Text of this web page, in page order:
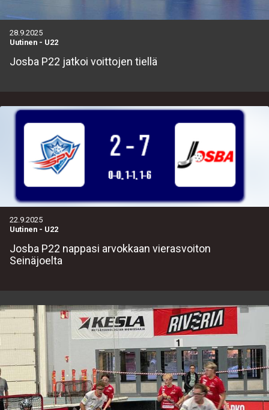
28.9.2025
Uutinen - U22
Josba P22 jatkoi voittojen tiellä
22.9.2025
Uutinen - U22
Josba P22 nappasi arvokkaan vierasvoiton
Seinäjoelta